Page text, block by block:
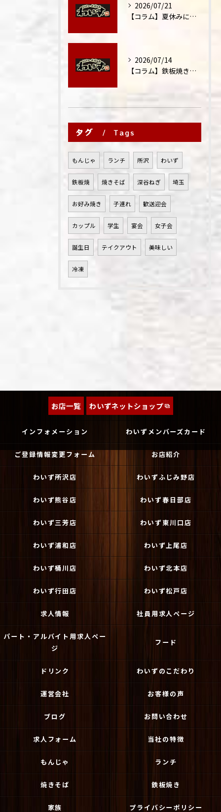
2026/07/21
【コラム】夏休みに家族外食が増える理由
2026/07/14
【コラム】鉄板焼きが"コミュニケーション飯"と呼ばれる理由
タグ Tags
もんじゃ ランチ 所沢 わいず
鉄板焼 焼きそば 深谷ねぎ 埼玉
お好み焼き 子連れ 歓送迎会
カップル 学生 宴会 女子会
誕生日 テイクアウト 美味しい
冷凍
お店一覧 わいずネットショップ
インフォメーション わいずメンバーズカード
ご登録情報変更フォーム お店紹介
わいず所沢店 わいずふじみ野店
わいず熊谷店 わいず春日部店
わいず三芳店 わいず東川口店
わいず浦和店 わいず上尾店
わいず桶川店 わいず北本店
わいず行田店 わいず松戸店
求人情報 社員用求人ページ
パート・アルバイト用求人ペー
ジ
フード
ドリンク わいずのこだわり
運営会社 お客様の声
ブログ お問い合わせ
求人フォーム 当社の特徴
もんじゃ ランチ
焼きそば 鉄板焼き
家族 プライバシーポリシー